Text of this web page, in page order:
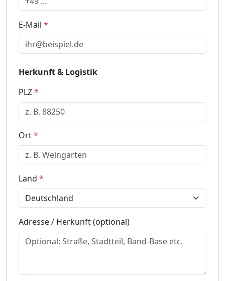
E-Mail *
Herkunft & Logistik
PLZ*
Ort*
Land *
Adresse / Herkunft (optional)